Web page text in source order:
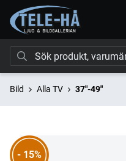
Bild Alla TV 37"-49"
- 15%